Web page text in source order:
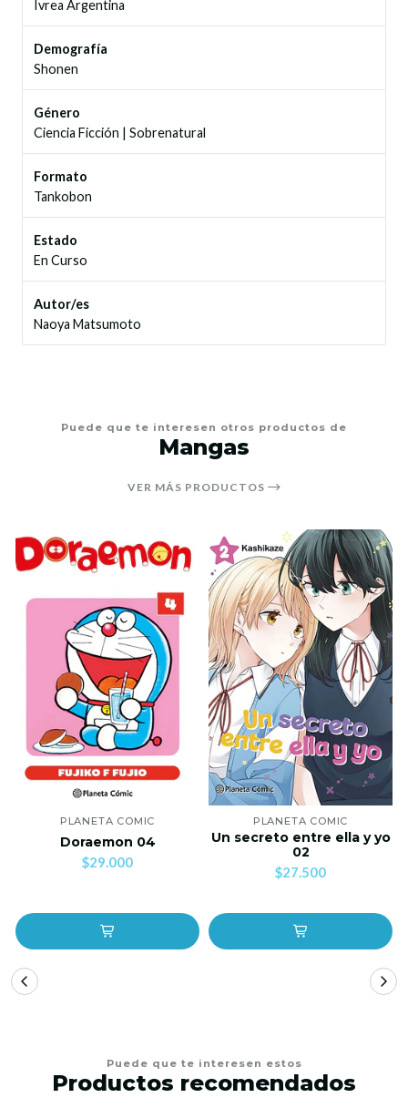
Ivrea Argentina
Demografía
Shonen
Género
Ciencia Ficción | Sobrenatural
Formato
Tankobon
Estado
En Curso
Autor/es
Naoya Matsumoto
Puede que te interesen otros productos de
Mangas
VER MÁS PRODUCTOS
PLANETA COMIC
Doraemon 04
$29.000
PLANETA COMIC
Un secreto entre ella y yo
02
$27.500
Puede que te interesen estos
Productos recomendados